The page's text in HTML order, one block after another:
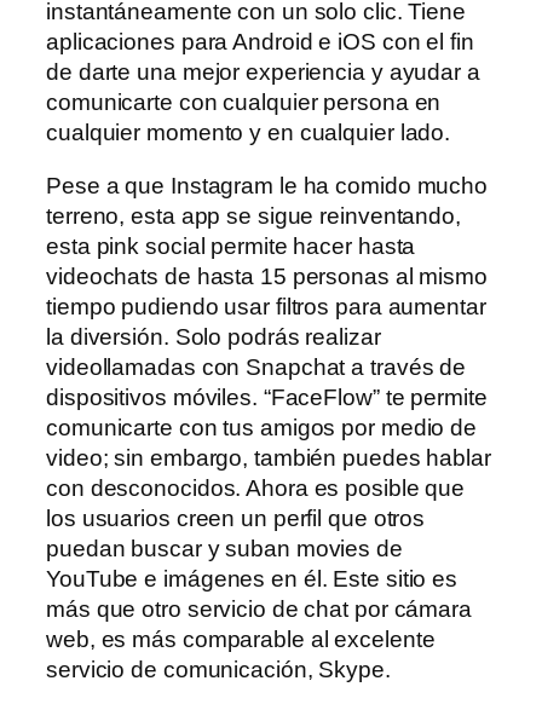
instantáneamente con un solo clic. Tiene
aplicaciones para Android e iOS con el fin
de darte una mejor experiencia y ayudar a
comunicarte con cualquier persona en
cualquier momento y en cualquier lado.
Pese a que Instagram le ha comido mucho
terreno, esta app se sigue reinventando,
esta pink social permite hacer hasta
videochats de hasta 15 personas al mismo
tiempo pudiendo usar filtros para aumentar
la diversión. Solo podrás realizar
videollamadas con Snapchat a través de
dispositivos móviles. “FaceFlow” te permite
comunicarte con tus amigos por medio de
video; sin embargo, también puedes hablar
con desconocidos. Ahora es posible que
los usuarios creen un perfil que otros
puedan buscar y suban movies de
YouTube e imágenes en él. Este sitio es
más que otro servicio de chat por cámara
web, es más comparable al excelente
servicio de comunicación, Skype.